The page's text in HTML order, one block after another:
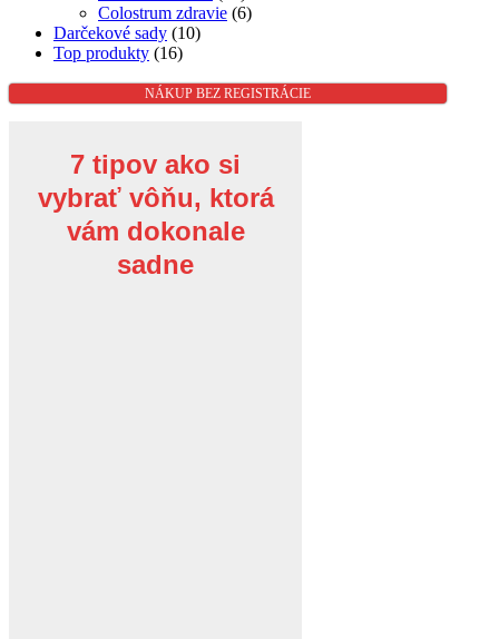
Colostrum zdravie (6)
Darčekové sady (10)
Top produkty (16)
NÁKUP BEZ REGISTRÁCIE
7 tipov ako si
vybrať vôňu, ktorá
vám dokonale
sadne